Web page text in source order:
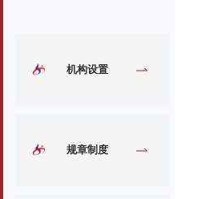
机构设置
规章制度